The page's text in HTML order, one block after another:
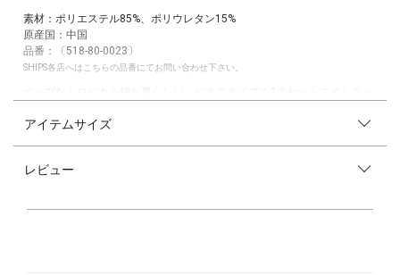
素材：ポリエステル85%、ポリウレタン15%
原産国：中国
品番：〔518-80-0023〕
SHIPS各店へはこちらの品番にてお問い合わせ下さい。
パラソルやサングラスなどの夏を連想するアイテムとともに、「SHIPS」
ボトムのスカートとショーツは分かれているので、ショーツとの2点以上
アイテムサイズ
レビュー